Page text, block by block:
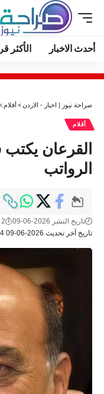
أحدث الاخبار الأكثر
صراحة نيوز | اخبار - الاردن>أقلام
أقلام
القرعان
الرواتب
تاريخ آخر تحديث 2026-06-09 9:14 صباحًا
تاريخ النشر 2026-06-09 2 د للقراءة